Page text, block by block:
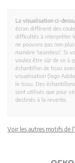
La visualisation ci-
écran diffèrent des
difficultés à interpréter
ne pouvons pas non
manière 'seamless'. Si
voulez être sûr de ce à
échantillon de tissu
visualisation (logo
le tissu. Des
sont utilisés que pour
destinés à la revente.
Voir les autres motifs de